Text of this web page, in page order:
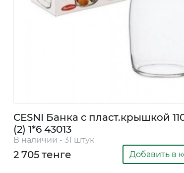
248
5508
8
CESNI Банка с пласт.крышкой
(2) 1*6 43013
В наличии - 31 штук
2 705 тенге Добавить в